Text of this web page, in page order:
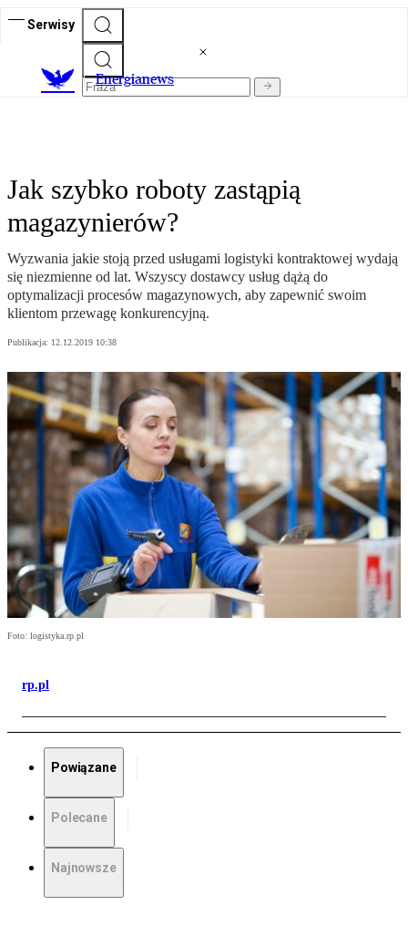
Serwisy
Energianews
Jak szybko roboty zastąpią
magazynierów?
Wyzwania jakie stoją przed usługami logistyki kontraktowej wydają
się niezmienne od lat. Wszyscy dostawcy usług dążą do
optymalizacji procesów magazynowych, aby zapewnić swoim
klientom przewagę konkurencyjną.
Publikacja: 12.12.2019 10:38
Foto: logistyka.rp.pl
rp.pl
Powiązane
Polecane
Najnowsze